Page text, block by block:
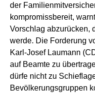
der
kompromissbereit,
Vorschlag abzurücken,
werde. Die Forderung
Karl-Josef Laumann
auf Beamte zu
dürfe nicht zu
Bevölkerungsgruppen